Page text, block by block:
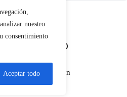
nuestro
consentimiento
Aceptar todo
CONTACTO
Madrid
San Sebastián